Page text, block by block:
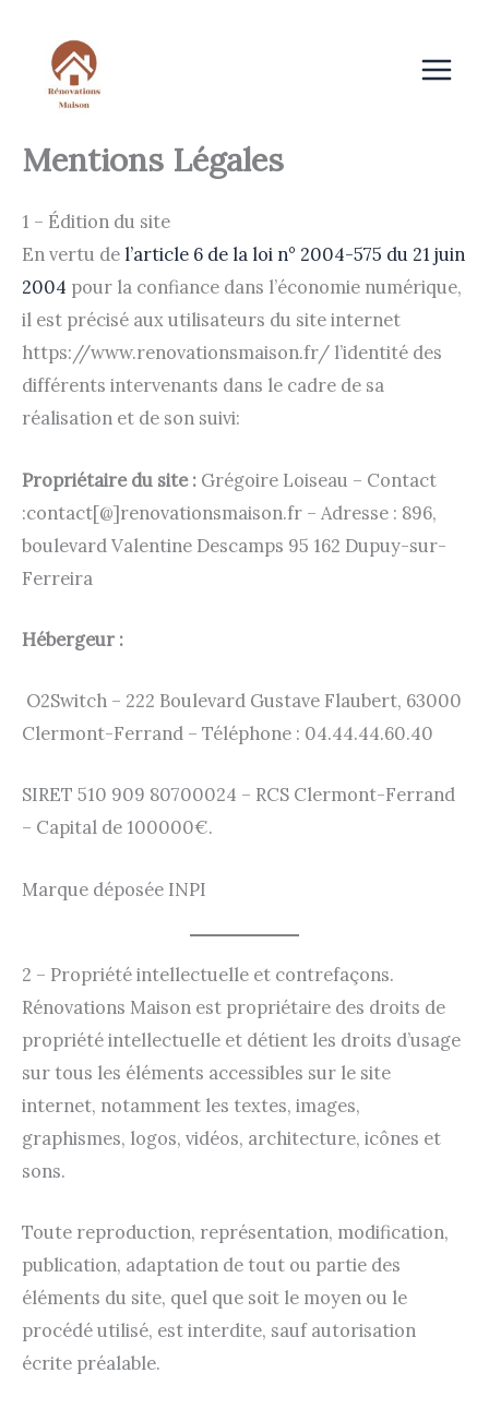
contenu
Mentions Légales
1 – Édition du site
En vertu de l’article 6 de la loi n° 2004-575 du 21 juin
2004 pour la confiance dans l’économie numérique,
il est précisé aux utilisateurs du site internet
https://www.renovationsmaison.fr/ l’identité des
différents intervenants dans le cadre de sa
réalisation et de son suivi:
Propriétaire du site : Grégoire Loiseau – Contact
:contact[@]renovationsmaison.fr – Adresse : 896,
boulevard Valentine Descamps 95 162 Dupuy-sur-
Ferreira
Hébergeur :
O2Switch – 222 Boulevard Gustave Flaubert, 63000
Clermont-Ferrand – Téléphone : 04.44.44.60.40
SIRET 510 909 80700024 – RCS Clermont-Ferrand
– Capital de 100000€.
Marque déposée INPI
2 – Propriété intellectuelle et contrefaçons.
Rénovations Maison est propriétaire des droits de
propriété intellectuelle et détient les droits d’usage
sur tous les éléments accessibles sur le site
internet, notamment les textes, images,
graphismes, logos, vidéos, architecture, icônes et
sons.
Toute reproduction, représentation, modification,
publication, adaptation de tout ou partie des
éléments du site, quel que soit le moyen ou le
procédé utilisé, est interdite, sauf autorisation
écrite préalable.